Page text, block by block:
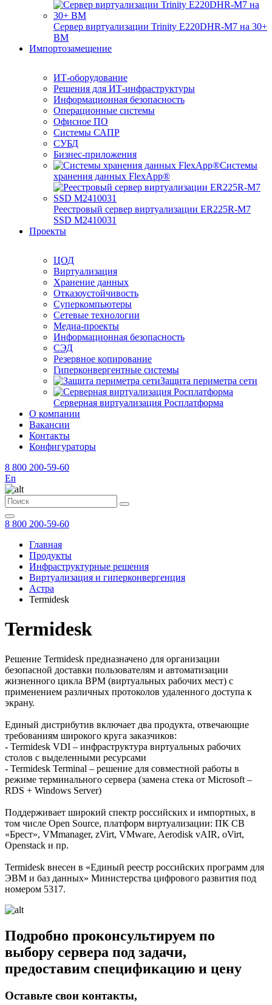
Сервер виртуализации Trinity E220DHR-M7 на 30+
ВМ
Импортозамещение
ИТ-оборудование
Решения для ИТ-инфраструктуры
Информационная безопасность
Операционные системы
Офисное ПО
Системы САПР
СУБД
Бизнес-приложения
Системы
хранения данных FlexApp®
Реестровый сервер виртуализации ER225R-M7
SSD М2410031
Проекты
ЦОД
Виртуализация
Хранение данных
Отказоустойчивость
Суперкомпьютеры
Сетевые технологии
Медиа-проекты
Информационная безопасность
СЭД
Резервное копирование
Гиперконвергентные системы
Защита периметра сети
Серверная виртуализация Росплатформа
О компании
Вакансии
Контакты
Конфигураторы
8 800 200-59-60
En
8 800 200-59-60
Главная
Продукты
Инфраструктурные решения
Виртуализация и гиперконвергенция
Астра
Termidesk
Termidesk
Решение Termidesk предназначено для организации
безопасной доставки пользователям и автоматизации
жизненного цикла ВРМ (виртуальных рабочих мест) с
применением различных протоколов удаленного доступа к
экрану.
Единый дистрибутив включает два продукта, отвечающие
требованиям широкого круга заказчиков:
- Termidesk VDI – инфраструктура виртуальных рабочих
столов с выделенными ресурсами
- Termidesk Terminal – решение для совместной работы в
режиме терминального сервера (замена стека от Microsoft –
RDS + Windows Server)
Поддерживает широкий спектр российских и импортных, в
том числе Open Source, платформ виртуализации: ПК СВ
«Брест», VMmanager, zVirt, VMware, Aerodisk vAIR, oVirt,
Openstack и пр.
Termidesk внесен в «Единый реестр российских программ для
ЭВМ и баз данных» Министерства цифрового развития под
номером 5317.
Подробно проконсультируем по
выбору сервера под задачи,
предоставим спецификацию и цену
Оставьте свои контакты,